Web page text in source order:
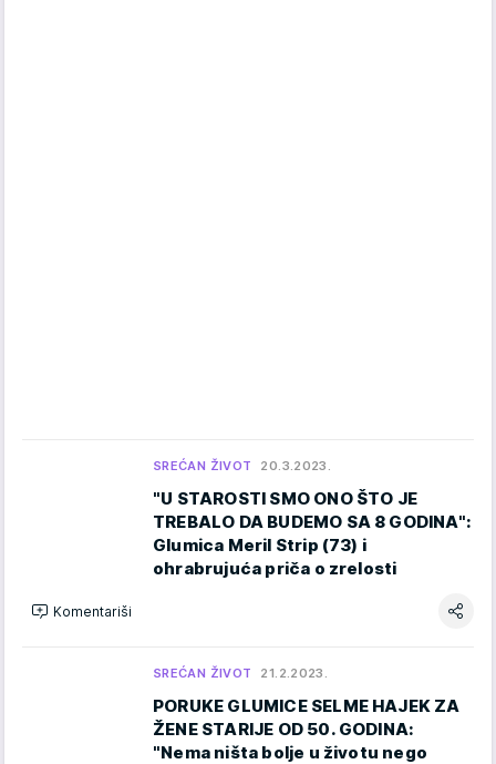
SREĆAN ŽIVOT 20.3.2023.
"U STAROSTI SMO ONO ŠTO JE
TREBALO DA BUDEMO SA 8 GODINA":
Glumica Meril Strip (73) i
ohrabrujuća priča o zrelosti
Komentariši
SREĆAN ŽIVOT 21.2.2023.
PORUKE GLUMICE SELME HAJEK ZA
ŽENE STARIJE OD 50. GODINA:
"Nema ništa bolje u životu nego